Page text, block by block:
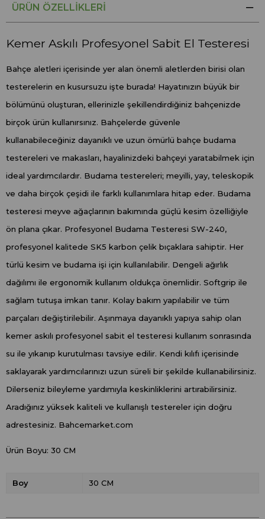
ÜRÜN ÖZELLIKLERI
Kemer Askılı Profesyonel Sabit El Testeresi
Bahçe aletleri içerisinde yer alan önemli aletlerden birisi olan
testerelerin en kusursuzu işte burada! Hayatınızın büyük bir
bölümünü oluşturan, ellerinizle şekillendirdiğiniz bahçenizde
birçok ürün kullanırsınız. Bahçelerde güvenle
kullanabileceğiniz dayanıklı ve uzun ömürlü bahçe budama
testereleri ve makasları, hayalinizdeki bahçeyi yaratabilmek için
ideal yardımcılardır. Budama testereleri; meyilli, yay, teleskopik
ve daha birçok çeşidi ile farklı kullanımlara hitap eder. Budama
testeresi meyve ağaçlarının bakımında güçlü kesim özelliğiyle
ön plana çıkar. Profesyonel Budama Testeresi SW-240,
profesyonel kalitede SK5 karbon çelik bıçaklara sahiptir. Her
türlü kesim ve budama işi için kullanılabilir. Dengeli ağırlık
dağılımı ile ergonomik kullanım oldukça önemlidir. Softgrip ile
sağlam tutuşa imkan tanır. Kolay bakım yapılabilir ve tüm
parçaları değiştirilebilir. Aşınmaya dayanıklı yapıya sahip olan
kemer askılı profesyonel sabit el testeresi kullanım sonrasında
su ile yıkanıp kurutulması tavsiye edilir. Kendi kılıfı içerisinde
saklayarak yardımcılarınızı uzun süreli bir şekilde kullanabilirsiniz.
Dilerseniz bileyleme yardımıyla keskinliklerini artırabilirsiniz.
Aradığınız yüksek kaliteli ve kullanışlı testereler için doğru
adrestesiniz. Bahcemarket.com
Ürün Boyu: 30 CM
Boy 30 CM